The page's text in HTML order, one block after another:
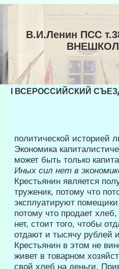
В.И.Ленин ПСС
I ВСЕРОССИЙСКИЙ
политической историей
Экономика
может быть только
Иных сил нет в
Крестьянин является
труженик, по­тому что
эксплуатируют
потому что продает
нет, стоит того, чтобы
отдают и тысячу рублей
Крестьянин в этом не
живет в товарном
свой хлеб на деньги.